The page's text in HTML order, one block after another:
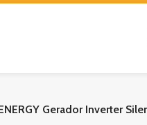
Gerador Inverter